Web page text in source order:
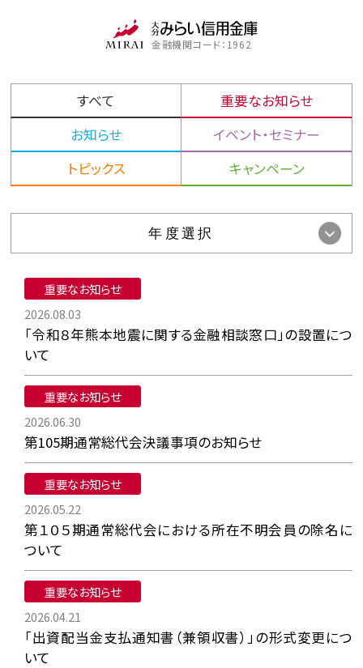
金融機関コード：1962
すべて
重要なお知らせ
お知らせ
イベント・セミナー
トピックス
キャンペーン
重要なお知らせ
2026.08.03
「令和８年熊本地震に関する金融相談窓口」の設置につ
いて
重要なお知らせ
2026.06.30
第105期通常総代会決議事項のお知らせ
重要なお知らせ
2026.05.22
第１０５期通常総代会における所在不明会員の除名に
ついて
重要なお知らせ
2026.04.21
「出資配当金支払通知書（兼領収書）」の形式変更につ
いて